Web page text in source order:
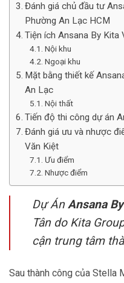
Đánh giá chủ đầu tư
Phường An Lạc HCM
Tiện ích Ansana By Kita
Nội khu
Ngoại khu
Mặt bằng thiết kế
An Lạc
Nội thất
Tiến độ thi công dự án
Đánh giá ưu và nhược
Văn Kiệt
Ưu điểm
Nhược điểm
Dự ÁnAnsana
Tân do Kita
cận trung tâm
Sau thành công của Stella